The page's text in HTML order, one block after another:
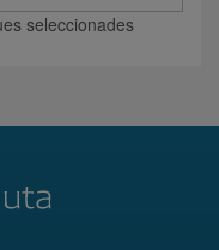
seleccionades